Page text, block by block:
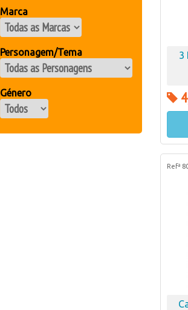
Marca
Personagem/Tema
Género
3
Refª